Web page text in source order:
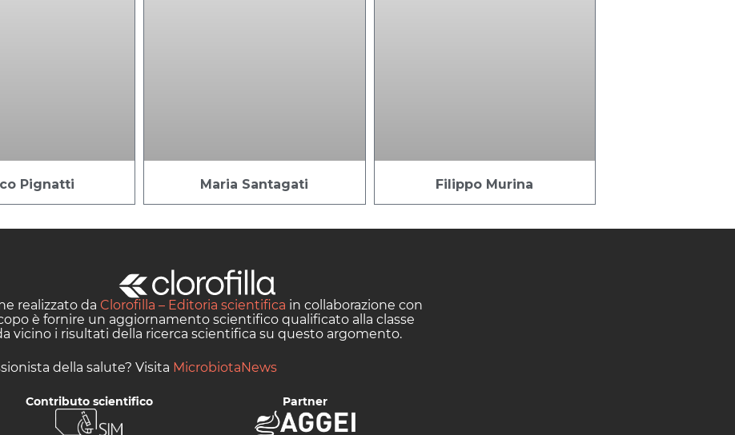
Pignatti Maria Santagati Filippo Murina
realizzato da Clorofilla – Editoria scientifica in collaborazione con
è fornire un aggiornamento scientifico qualificato alla classe
vicino i risultati della ricerca scientifica su questo argomento.
della salute? Visita MicrobiotaNews
Contributo scientifico Partner